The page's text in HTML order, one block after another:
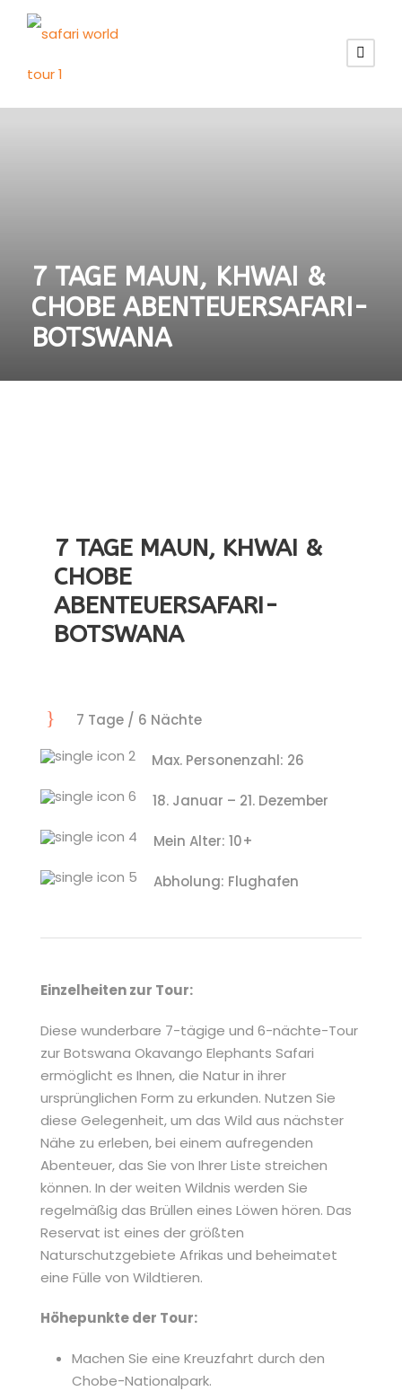
7 TAGE MAUN, KHWAI &
CHOBE ABENTEUERSAFARI-
BOTSWANA
7 TAGE MAUN, KHWAI &
CHOBE
ABENTEUERSAFARI-
BOTSWANA
7 Tage / 6 Nächte
Max. Personenzahl: 26
18. Januar – 21. Dezember
Mein Alter: 10+
Abholung: Flughafen
Einzelheiten zur Tour:
Diese wunderbare 7-tägige und 6-nächte-Tour
zur Botswana Okavango Elephants Safari
ermöglicht es Ihnen, die Natur in ihrer
ursprünglichen Form zu erkunden. Nutzen Sie
diese Gelegenheit, um das Wild aus nächster
Nähe zu erleben, bei einem aufregenden
Abenteuer, das Sie von Ihrer Liste streichen
können. In der weiten Wildnis werden Sie
regelmäßig das Brüllen eines Löwen hören. Das
Reservat ist eines der größten
Naturschutzgebiete Afrikas und beheimatet
eine Fülle von Wildtieren.
Höhepunkte der Tour:
Machen Sie eine Kreuzfahrt durch den
Chobe-Nationalpark.